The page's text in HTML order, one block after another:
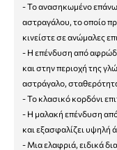
- Το ανασηκωμένο
αστραγάλου, το οποίο
κινείστε σε ανώμαλες
- Η επένδυση από
και στην περιοχή της
αστράγαλο,
- Το κλασικό κορδόνι
- Η μαλακή επένδυση
και εξασφαλίζει υψηλή
- Μια ελαφριά, ειδικά